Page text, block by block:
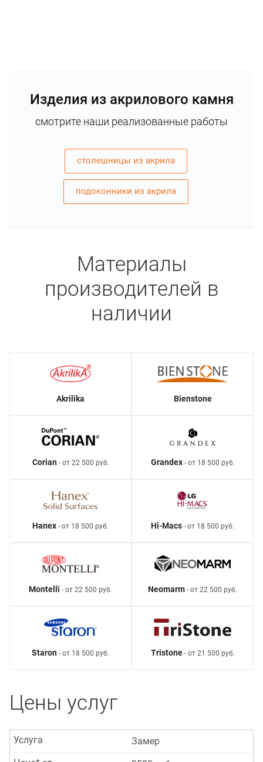
Изделия из акрилового камня
смотрите наши реализованные работы
столешницы из акрила
подоконники из акрила
Материалы
производителей в
наличии
Akrilika Bienstone
Corian- от 22 500 руб. Grandex- от 18 500 руб.
Hanex - от 18 500 руб. Hi-Macs - от 18 500 руб.
Montelli - от 22 500 руб. Neomarm - от 22 500 руб.
Staron - от 18 500 руб. Tristone- от 21 500 руб.
Цены услуг
Замер
Услуга